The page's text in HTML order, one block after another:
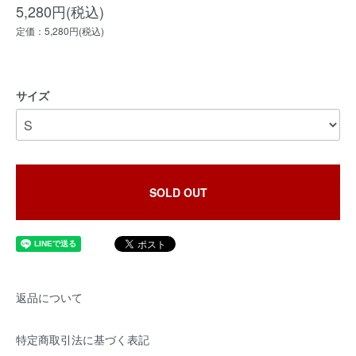
5,280円(税込)
定価：5,280円(税込)
サイズ
SOLD OUT
返品について
特定商取引法に基づく表記